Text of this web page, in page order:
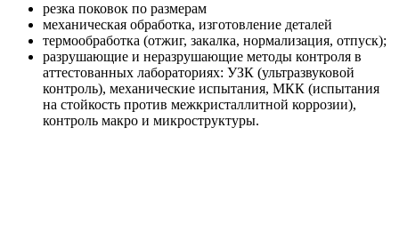
резка поковок по размерам
механическая обработка, изготовление деталей
термообработка (отжиг, закалка, нормализация, отпуск);
разрушающие и неразрушающие методы контроля в
аттестованных лабораториях: УЗК (ультразвуковой
контроль), механические испытания, МКК (испытания
на стойкость против межкристаллитной коррозии),
контроль макро и микроструктуры.